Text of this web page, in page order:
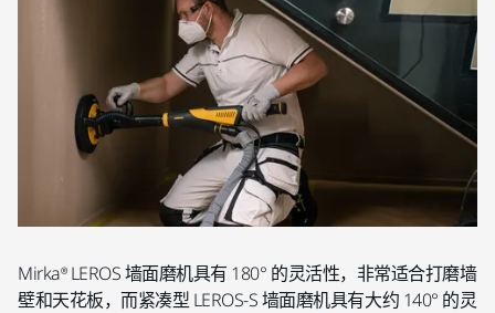
Mirka® LEROS 墙面磨机具有 180° 的灵活性，非常适合打磨墙
壁和天花板，而紧凑型 LEROS-S 墙面磨机具有大约 140° 的灵